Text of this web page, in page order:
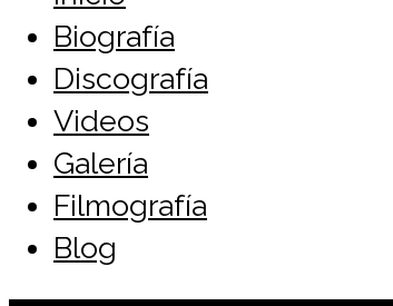
Biografía
Discografía
Videos
Galería
Filmografía
Blog